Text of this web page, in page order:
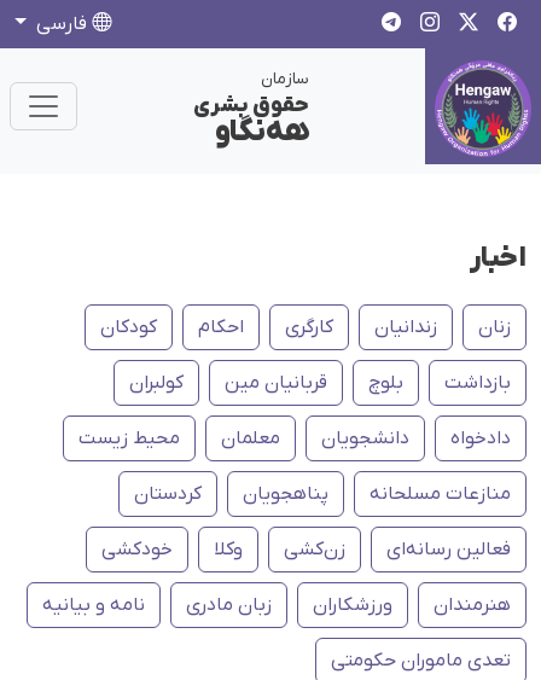
فارسی
سازمان
حقوق بشری
هەنگاو
اخبار
زنان زندانیان کارگری احکام کودکان
بازداشت بلوچ قربانیان مین کولبران
دادخواه دانشجویان معلمان محیط زیست
منازعات مسلحانه پناهجویان کردستان
فعالین رسانەای زن‌کشی وکلا خودکشی
هنرمندان ورزشکاران زبان مادری نامه و بیانیه
تعدی ماموران حکومتی